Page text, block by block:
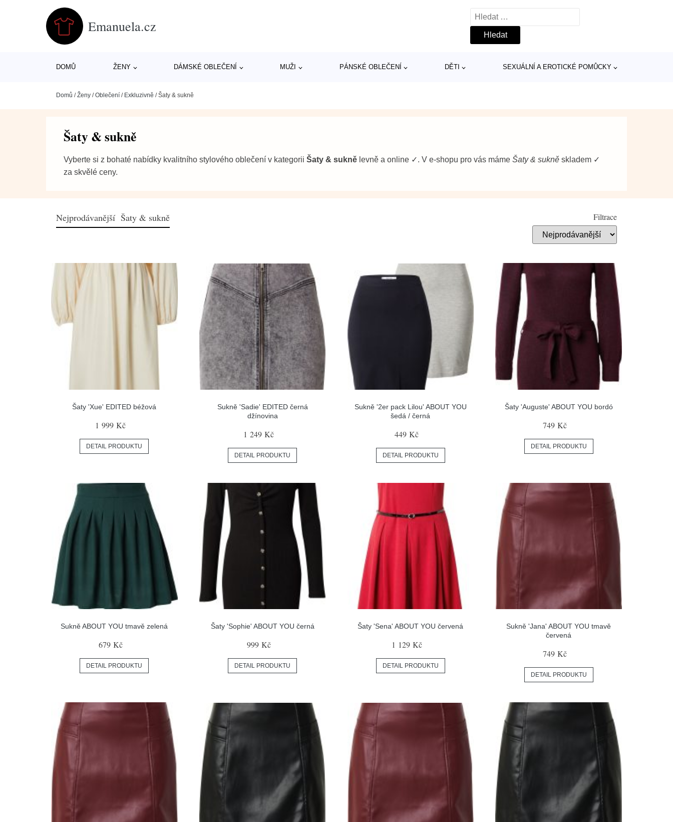
Emanuela.cz
Vyhledávání
DOMŮ ŽENY DÁMSKÉ OBLEČENÍ MUŽI PÁNSKÉ OBLEČENÍ DĚTI SEXUÁLNÍ A EROTICKÉ POMŮCKY
Domů /Ženy /Oblečení / Exkluzivně /Šaty & sukně
Šaty & sukně
Vyberte si z bohaté nabídky kvalitního stylového oblečení v kategorii Šaty & sukně levně a online ✓. V e-shopu pro vás máme Šaty & sukně skladem ✓
za skvělé ceny.
Nejprodávanější Šaty & sukně Filtrace
Šaty 'Xue' EDITED béžová
1 999 Kč
DETAIL PRODUKTU
Sukně 'Sadie' EDITED černá
džínovina
1 249 Kč
DETAIL PRODUKTU
Sukně '2er pack Lilou' ABOUT YOU
šedá / černá
449 Kč
DETAIL PRODUKTU
Šaty 'Auguste' ABOUT YOU bordó
749 Kč
DETAIL PRODUKTU
Sukně ABOUT YOU tmavě zelená
679 Kč
DETAIL PRODUKTU
Šaty 'Sophie' ABOUT YOU černá
999 Kč
DETAIL PRODUKTU
Šaty 'Sena' ABOUT YOU červená
1 129 Kč
DETAIL PRODUKTU
Sukně 'Jana' ABOUT YOU tmavě
červená
749 Kč
DETAIL PRODUKTU